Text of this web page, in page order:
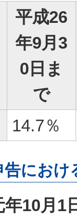
平成26
年9月3
0日ま
で
14.7％
告におけ
年10月1